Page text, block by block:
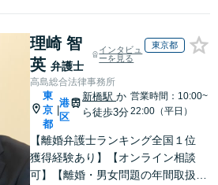
らゆるトラブルを
解決へ！どんな相
手であっても毅然
と対応します。お
まかせください。
中傷の削除等、拡散防止に
応します！即日対応可能。
まずはご連絡ください。
理崎 智
英 弁護士
インタビュ
ーを見る
東京都
高島総合法律事務所
東
京
都
|
港
区
新橋駅か
ら徒歩3分
営業時間：10:00~
22:00（平日）
【離婚弁護士ランキング全国１位
獲得経験あり】【オンライン相談
可】【離婚・男女問題の年間取扱件